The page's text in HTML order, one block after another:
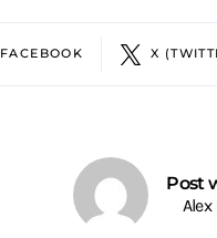
FACEBOOK X
Post